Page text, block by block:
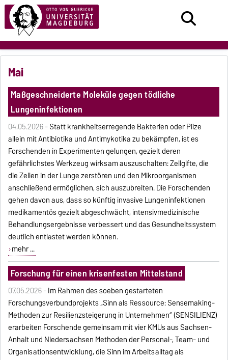
Mai
Maßgeschneiderte Moleküle gegen tödliche
Lungeninfektionen
04.05.2026 -Statt krankheitserregende Bakterien oder Pilze
allein mit Antibiotika und Antimykotika zu bekämpfen, ist es
Forschenden in Experimenten gelungen, gezielt deren
gefährlichstes Werkzeug wirksam auszuschalten: Zellgifte, die
die Zellen in der Lunge zerstören und den Mikroorganismen
anschließend ermöglichen, sich auszubreiten. Die Forschenden
gehen davon aus, dass so künftig invasive Lungeninfektionen
medikamentös gezielt abgeschwächt, intensivmedizinische
Behandlungsergebnisse verbessert und das Gesundheitssystem
deutlich entlastet werden können.
mehr ...
Forschung für einen krisenfesten Mittelstand
07.05.2026 -Im Rahmen des soeben gestarteten
Forschungsverbundprojekts „Sinn als Ressource: Sensemaking-
Methoden zur Resilienzsteigerung in Unternehmen“ (SENSILIENZ)
erarbeiten Forschende gemeinsam mit vier KMUs aus Sachsen-
Anhalt und Niedersachsen Methoden der Personal-, Team- und
Organisationsentwicklung, die Sinn im Arbeitsalltag als